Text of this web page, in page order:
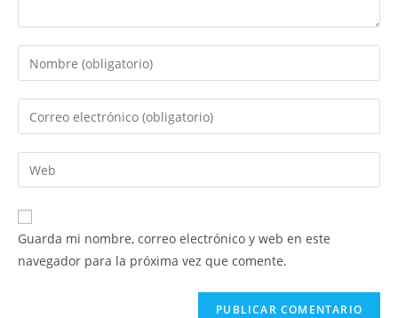
Introduce
tu
nombre
de
usuario
para
comentar
Introduce
tu
dirección
de
electrónico
para
comentar
Introduce
la
URL
de
Guarda mi nombre, correo electrónico y web en este
navegador para la próxima vez que comente.